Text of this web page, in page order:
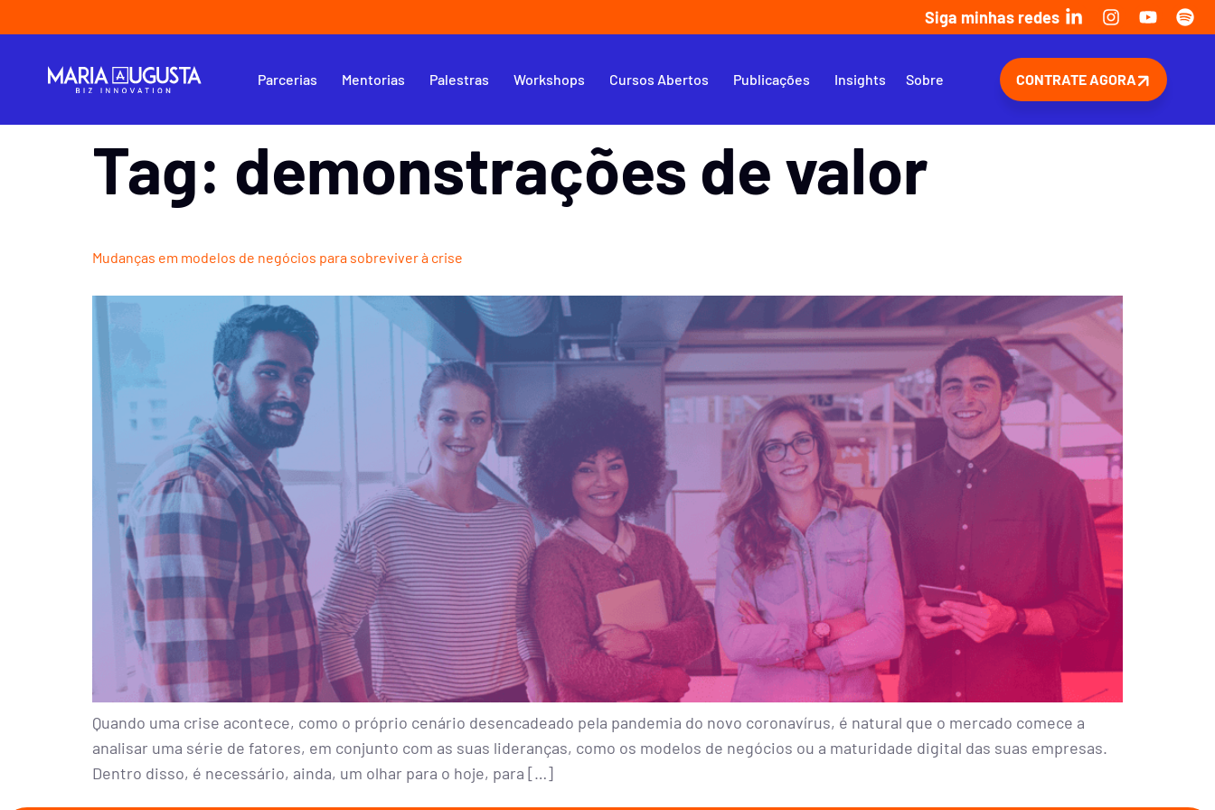
Siga minhas redes
Parcerias Mentorias Palestras Workshops Cursos Abertos Publicações Insights Sobre CONTRATE AGORA
Tag: demonstrações de valor
Mudanças em modelos de negócios para sobreviver à crise
Quando uma crise acontece, como o próprio cenário desencadeado pela pandemia do novo coronavírus, é natural que o mercado comece a
analisar uma série de fatores, em conjunto com as suas lideranças, como os modelos de negócios ou a maturidade digital das suas empresas.
Dentro disso, é necessário, ainda, um olhar para o hoje, para […]